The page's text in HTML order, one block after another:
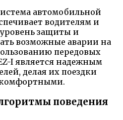
автомобильной
водителям и
защиты и
возможные аварии на
передовых
I является надежным
делая их поездки
комфортными.
поведения